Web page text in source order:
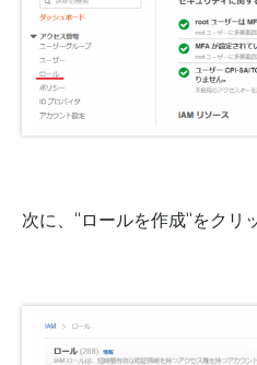
次に、“ロールを作成”をクリ